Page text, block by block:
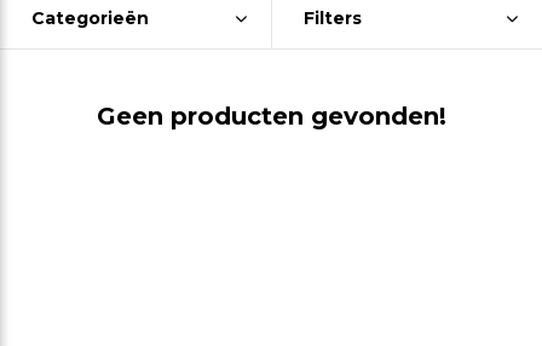
Categorieën Filters
Geen producten gevonden!